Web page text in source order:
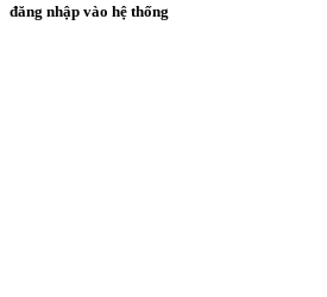
đăng nhập vào hệ thống